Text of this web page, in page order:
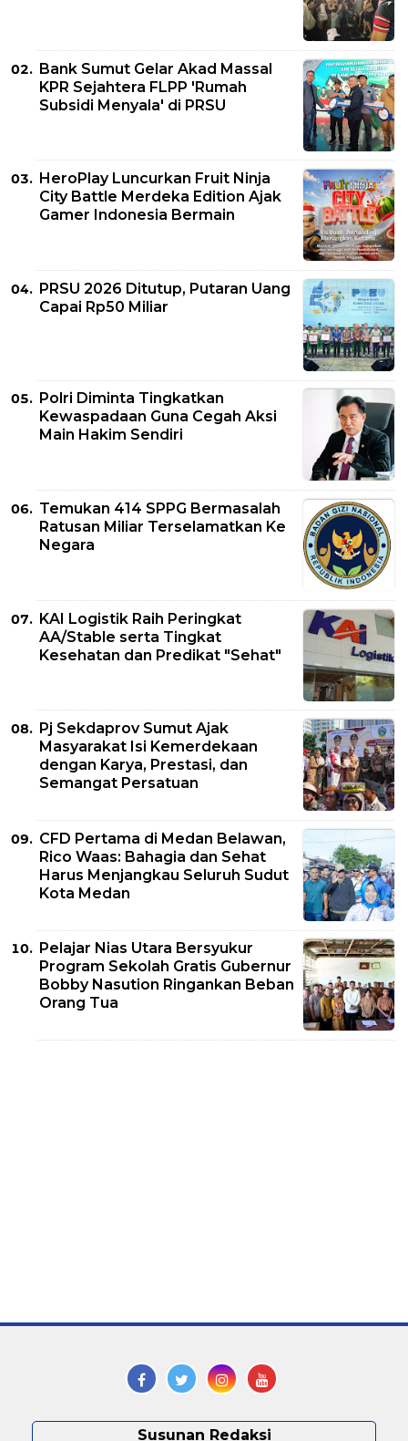
Bank Sumut Gelar Akad Massal
KPR Sejahtera FLPP 'Rumah
Subsidi Menyala' di PRSU
HeroPlay Luncurkan Fruit Ninja
City Battle Merdeka Edition Ajak
Gamer Indonesia Bermain
PRSU 2026 Ditutup, Putaran Uang
Capai Rp50 Miliar
Polri Diminta Tingkatkan
Kewaspadaan Guna Cegah Aksi
Main Hakim Sendiri
Temukan 414 SPPG Bermasalah
Ratusan Miliar Terselamatkan Ke
Negara
KAI Logistik Raih Peringkat
AA/Stable serta Tingkat
Kesehatan dan Predikat "Sehat"
Pj Sekdaprov Sumut Ajak
Masyarakat Isi Kemerdekaan
dengan Karya, Prestasi, dan
Semangat Persatuan
CFD Pertama di Medan Belawan,
Rico Waas: Bahagia dan Sehat
Harus Menjangkau Seluruh Sudut
Kota Medan
Pelajar Nias Utara Bersyukur
Program Sekolah Gratis Gubernur
Bobby Nasution Ringankan Beban
Orang Tua
Susunan Redaksi